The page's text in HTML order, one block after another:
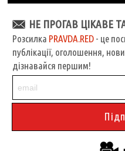
НЕ ПРОГАВ ЦІКАВЕ
Розсилка PRAVDA.RED- це
публікації, оголошення,
дізнавайся першим!